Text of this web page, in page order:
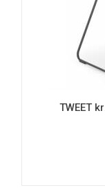
TWEET